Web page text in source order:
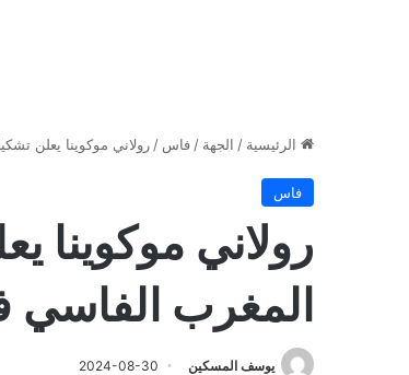
الرئيسية / الجهة / فاس / رولاني موكوينا يعلن
فاس
رولاني موكوينا
المغرب الفاسي
يوسف المسكين 2024-08-30